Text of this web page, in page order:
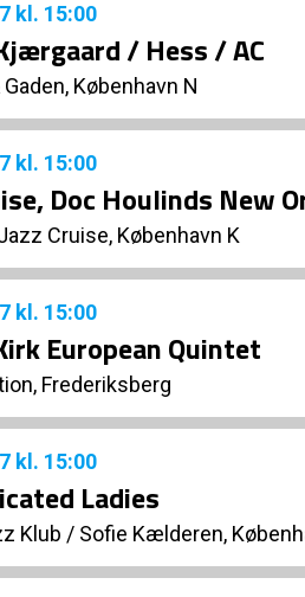
kl. 15:00
/ Hess / AC
Gaden, København N
kl. 15:00
Doc Houlinds New
Cruise, København K
kl. 15:00
European Quintet
Frederiksberg
kl. 15:00
Ladies
Klub / Sofie Kælderen,